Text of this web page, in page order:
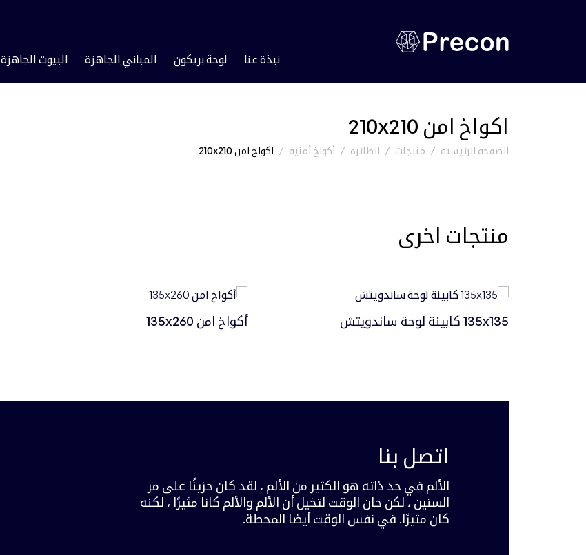
نبذة عنا لوحة بريكون المباني الجاهزة البيوت الجاهزة
اكواخ امن 210x210
الصفحة الرئيسية منتجات الطائرة أكواخ أمنية اكواخ امن 210x210
منتجات اخرى
أكواخ امن 135x260 135x135 كابينة لوحة ساندويتش
اتصل بنا
الألم في حد ذاته هو الكثير من الألم ، لقد كان حزينًا على مر
السنين ، لكن حان الوقت لتخيل أن الألم والألم كانا مثيرًا ، لكنه
كان مثيرًا. في نفس الوقت أيضا المحطة.